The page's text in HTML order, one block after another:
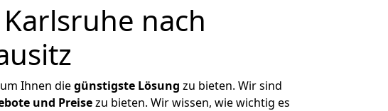
nach
Ihnen diegünstigste Lösung zu bieten. Wir sind
und Preisezu bieten. Wir wissen, wie wichtig es